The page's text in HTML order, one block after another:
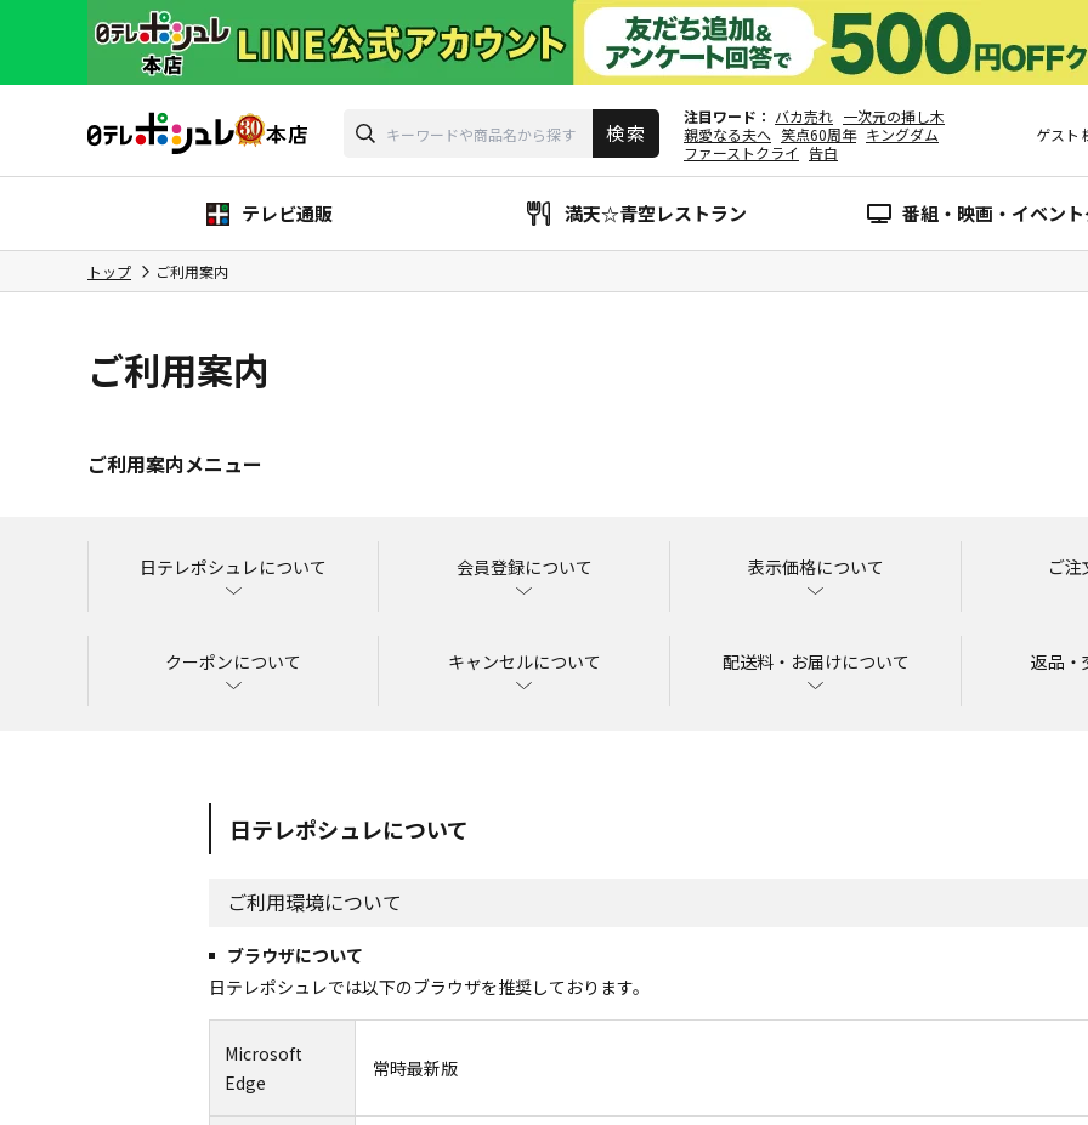
注目ワード バカ売れ 一次元の挿し木
親愛なる夫へ 笑点60周年 キングダム
ファーストクライ
告白
ゲスト
テレビ通販 満天☆青空レストラン 番組・映画・イベン
トップ ご利用案内
ご利用案内
ご利用案内メニュー
日テレポシュレについて 会員登録について 表示価格について ご注
クーポンについて キャンセルについて 配送料・お届けについて 返品・
日テレポシュレについて
ご利用環境について
ブラウザについて
日テレポシュレでは以下のブラウザを推奨しております。
Microsoft
Edge
常時最新版